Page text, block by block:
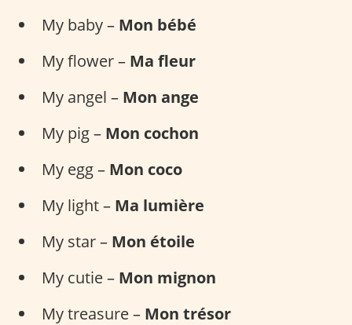
My baby – Mon bébé
My flower – Ma fleur
My angel – Mon ange
My pig – Mon cochon
My egg – Mon coco
My light – Ma lumière
My star – Mon étoile
My cutie – Mon mignon
My treasure – Mon trésor